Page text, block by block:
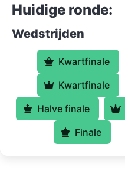
Huidige ronde:
Wedstrijden
Kwartfinale
Kwartfinale
Halve finale
Finale